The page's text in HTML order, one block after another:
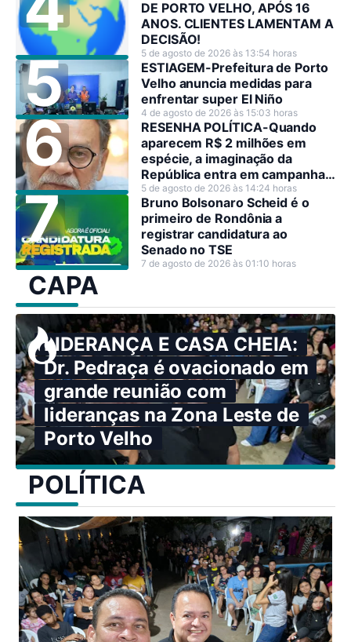
DE PORTO VELHO, APÓS 16
ANOS. CLIENTES LAMENTAM A
DECISÃO!
5 de agosto de 2026 às 13:54 horas
ESTIAGEM-Prefeitura de Porto
Velho anuncia medidas para
enfrentar super El Niño
4 de agosto de 2026 às 15:03 horas
RESENHA POLÍTICA-Quando
aparecem R$ 2 milhões em
espécie, a imaginação da
República entra em campanha
antes dos candidatos.
5 de agosto de 2026 às 14:24 horas
Bruno Bolsonaro Scheid é o
primeiro de Rondônia a
registrar candidatura ao
Senado no TSE
7 de agosto de 2026 às 01:10 horas
CAPA
LIDERANÇA E CASA CHEIA:
Dr. Pedraça é ovacionado em
grande reunião com
lideranças na Zona Leste de
Porto Velho
POLÍTICA